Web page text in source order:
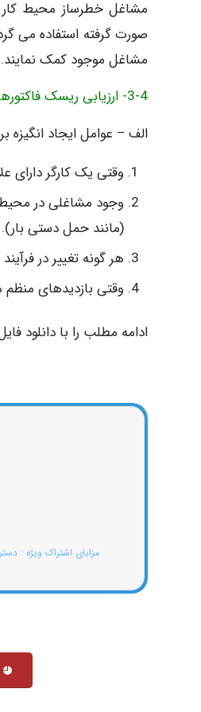
مشاغل خطرساز محیط
صورت گرفته استفاده می
مشاغل موجود کمک نمایند.
3-4- ارزیابی ریسک فاکتورهای ارگونومیک
الف – عوامل ایجاد انگیزه
وقتی یک کارگر دارای
وجود مشاغلی در محیط
(مانند حمل دستی بار).
هر گونه تغییر در
وقتی بازدیدهای
ادامه مطلب را با دانلود
مزایای اشتراک ویژه :